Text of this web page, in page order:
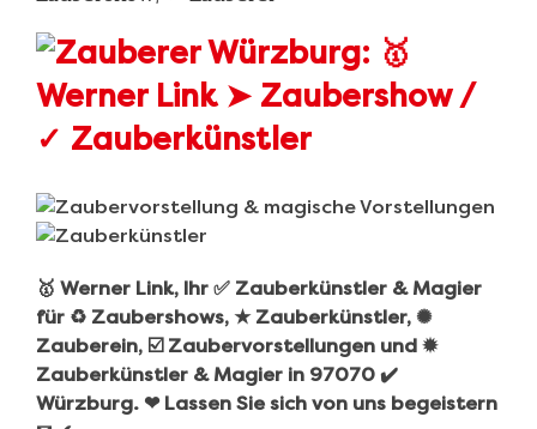
🥇 Werner Link, Ihr ✅ Zauberkünstler & Magier
für ♻ Zaubershows, ★ Zauberkünstler, ✺
Zauberein, ☑️ Zaubervorstellungen und ✹
Zauberkünstler & Magier in 97070 ✔️
Würzburg. ❤ Lassen Sie sich von uns begeistern